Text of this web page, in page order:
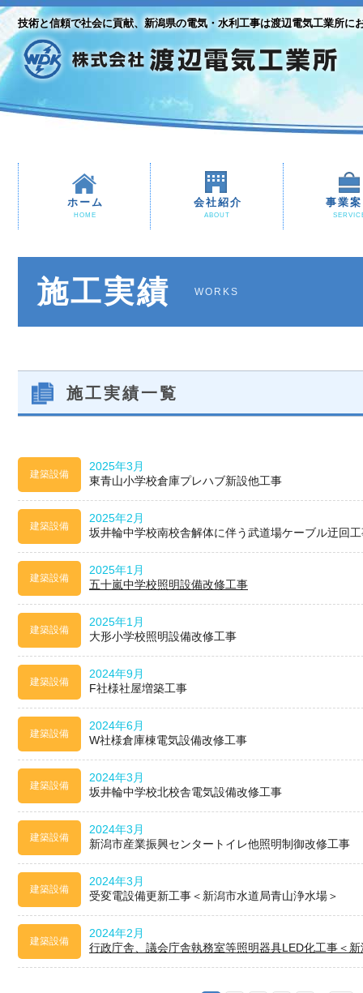
技術と信頼で社会に貢献、新潟県の電気・水利工事は渡辺電気工業所に
ホーム
HOME
会社紹介
ABOUT
事業
施工実績 WORKS
施工実績一覧
建築設備
2025年3月
東青山小学校倉庫プレハブ新設他工事
建築設備
2025年2月
坂井輪中学校南校舎解体に伴う武道場ケーブル迂回
建築設備
2025年1月
五十嵐中学校照明設備改修工事
建築設備
2025年1月
大形小学校照明設備改修工事
建築設備
2024年9月
F社様社屋増築工事
建築設備
2024年6月
W社様倉庫棟電気設備改修工事
建築設備
2024年3月
坂井輪中学校北校舎電気設備改修工事
建築設備
2024年3月
新潟市産業振興センタートイレ他照明制御改修工事
建築設備
2024年3月
受変電設備更新工事＜新潟市水道局青山浄水場＞
建築設備
2024年2月
行政庁舎、議会庁舎執務室等照明器具LED化工事＜